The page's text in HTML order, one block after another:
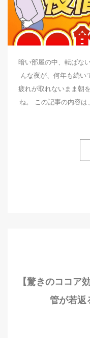
暗い部屋の中、転ばな
んな夜が、何年も続い
疲れが取れないまま朝
ね。 この記事の内容
【驚きのココア
管が若返